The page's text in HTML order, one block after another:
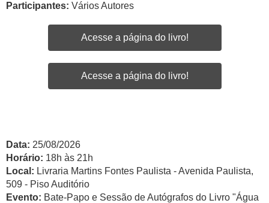
Participantes: Vários Autores
Acesse a página do livro!
Acesse a página do livro!
Data: 25/08/2026
Horário: 18h às 21h
Local: Livraria Martins Fontes Paulista - Avenida Paulista,
509 - Piso Auditório
Evento: Bate-Papo e Sessão de Autógrafos do Livro "Água